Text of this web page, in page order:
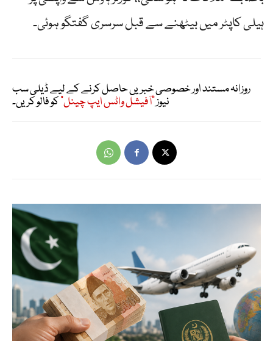
ہیلی کاپٹر میں بیٹھنے سے قبل سرسری گفتگو ہوئی۔
روزانہ مستند اور خصوصی خبریں حاصل کرنے کے لیے ڈیلی سب
نیوز"آفیشل واٹس ایپ چینل"کو فالو کریں۔